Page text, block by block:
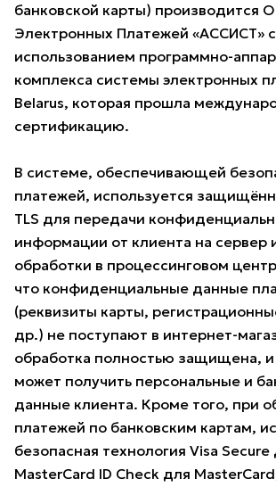
банковской карты) производится
Электронных Платежей «АССИСТ» с
использованием программно-
комплекса системы электронных
Belarus, которая прошла
сертификацию.
В системе, обеспечивающей
платежей, используется
TLS для передачи
информации от клиента на сервер
обработки в процессинговом
что конфиденциальные данные
(реквизиты карты,
др.) не поступают в интернет-
обработка полностью защищена, и
может получить персональные и
данные клиента. Кроме того, при
платежей по банковским картам,
безопасная технология Visa Secure
MasterCard ID Check для